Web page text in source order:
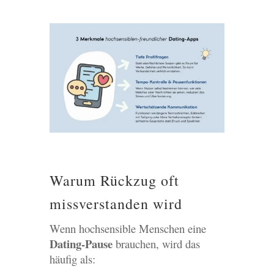
Warum Rückzug oft
missverstanden wird
Wenn hochsensible Menschen eine
Dating-Pausebrauchen, wird das
häufig als: